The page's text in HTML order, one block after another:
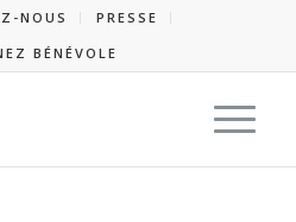
NOUS
PRESSE
BÉNÉVOLE